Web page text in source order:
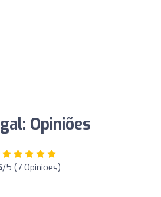
Opiniões
/5 (7 Opiniões)